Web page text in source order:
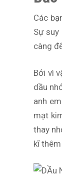
Các
Sự suy
càng
Bởi vì
dầu
anh
mạt
thay
kĩ